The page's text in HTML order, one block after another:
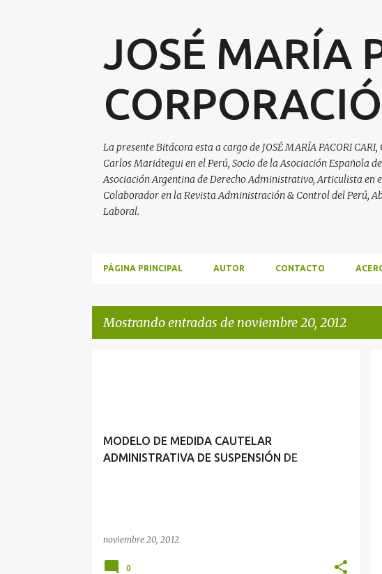
JOSÉ MARÍA
La presente Bitácora esta a cargo de JOSÉ MARÍA PACORI
Carlos Mariátegui en el Perú, Socio de la Asociación Española
Asociación Argentina de Derecho Administrativo, Articulista en
Colaborador en la Revista Administración & Control del Perú,
Laboral.
PÁGINA PRINCIPAL AUTOR CONTACTO
Mostrando entradas de noviembre 20, 2012
MODELO DE MEDIDA CAUTELAR
ADMINISTRATIVA DE SUSPENSIÓN DE
noviembre 20, 2012
0